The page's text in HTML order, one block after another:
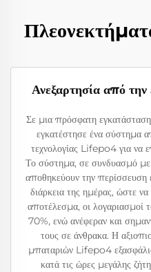
Ανεξαρτησία από την
Σε μια πρόσφατη
εγκατέστησε ένα σύστημα
τεχνολογίας Lifepo4 για να
Το σύστημα, σε συνδυασμό με
αποθηκεύουν την περίσσευση
διάρκεια της ημέρας, ώστε
αποτέλεσμα, οι λογαριασμοί
70%, ενώ ανέφεραν και
τους σε άνθρακα. Η
μπαταριών Lifepo4
κατά τις ώρες μεγάλης